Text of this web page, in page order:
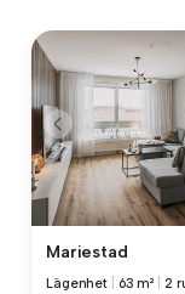
Mariestad
Lägenhet 63 m² 2